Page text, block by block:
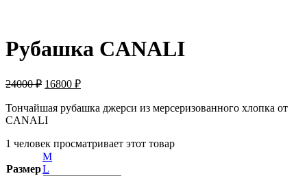
Рубашка CANALI
24000₽ 16800 ₽
Тончайшая рубашка джерси из мерсеризованного хлопка от
CANALI
1 человек просматривает этот товар
Размер
M
L